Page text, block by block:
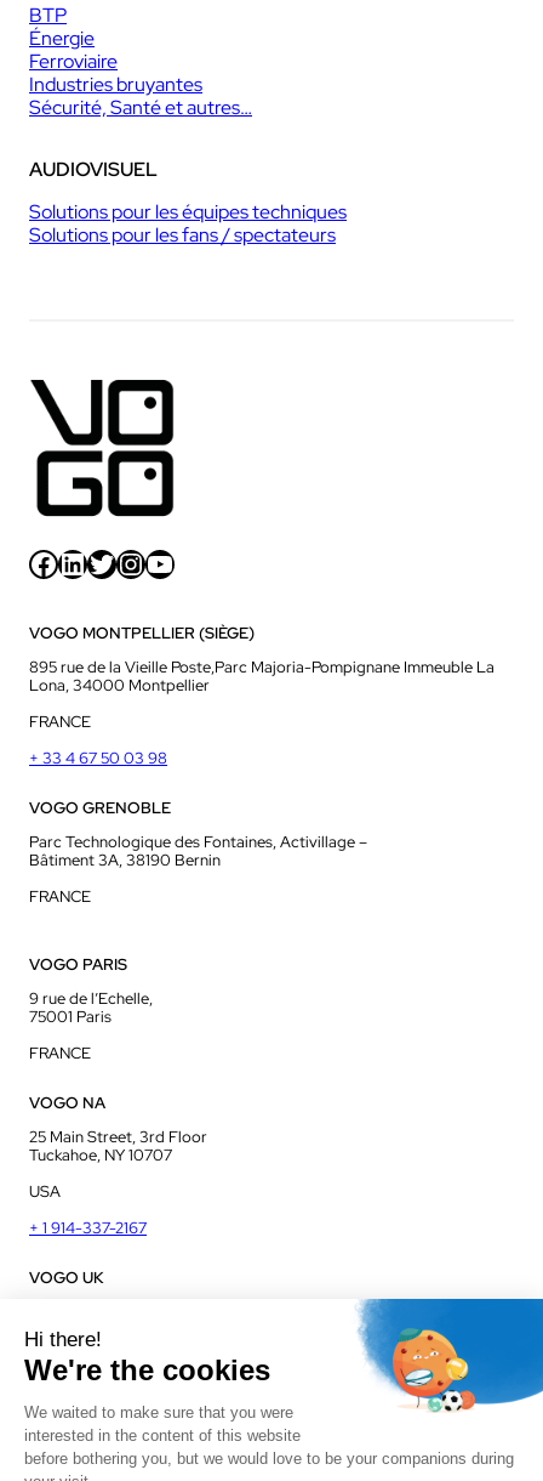
BTP
Énergie
Ferroviaire
Industries bruyantes
Sécurité, Santé et autres…
AUDIOVISUEL
Solutions pour les équipes techniques
Solutions pour les fans / spectateurs
Facebook LinkedIn Twitter InstagramYouTube
VOGO MONTPELLIER (SIÈGE)
895 rue de la Vieille Poste,Parc Majoria-Pompignane Immeuble La
Lona, 34000 Montpellier
FRANCE
+ 33 4 67 50 03 98
VOGO GRENOBLE
Parc Technologique des Fontaines, Activillage –
Bâtiment 3A, 38190 Bernin
FRANCE
VOGO PARIS
9 rue de l’Echelle,
75001 Paris
FRANCE
VOGO NA
25 Main Street, 3rd Floor
Tuckahoe, NY 10707
USA
+ 1 914-337-2167
VOGO UK
Commerce Park
Frome, BA11 2FQ
UK
+ 44 1225 421 400